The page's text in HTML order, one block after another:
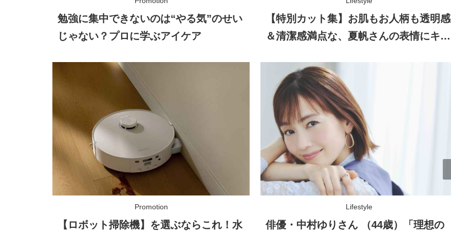
勉強に集中できないのは“やる気”のせい
じゃない？プロに学ぶアイケア
【ロボット掃除機】を選ぶならこれ！水
【特別カット集】お肌もお人柄も透明感
＆清潔感満点な、夏帆さんの表情にキュ
Lifestyle
俳優・中村ゆりさん （44歳）「理想の